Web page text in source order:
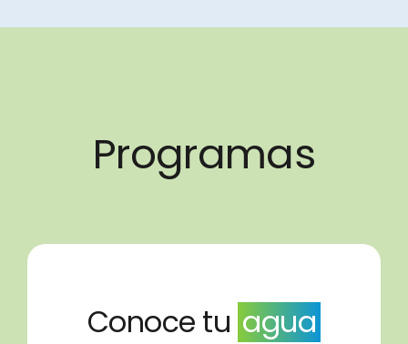
Programas
Conoce tu agua